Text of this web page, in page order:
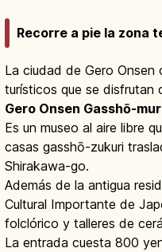
Recorre a pie la zona
La ciudad de Gero Onsen
turísticos que se disfrutan
Gero Onsen Gasshō-
Es un museo al aire libre
casas gasshō-zukuri
Shirakawa-go.
Además de la antigua
Cultural Importante de
folclórico y talleres de
La entrada cuesta 800